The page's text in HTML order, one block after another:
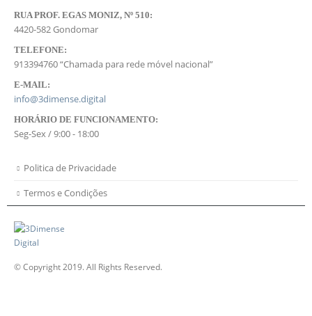
RUA PROF. EGAS MONIZ, Nº 510:
4420-582 Gondomar
TELEFONE:
913394760 “Chamada para rede móvel nacional”
E-MAIL:
info@3dimense.digital
HORÁRIO DE FUNCIONAMENTO:
Seg-Sex / 9:00 - 18:00
Politica de Privacidade
Termos e Condições
© Copyright 2019. All Rights Reserved.